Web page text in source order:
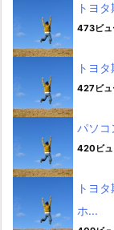
トヨ
473ビュ
トヨ
427ビュ
パソコ
420ビ
トヨ
ホ...